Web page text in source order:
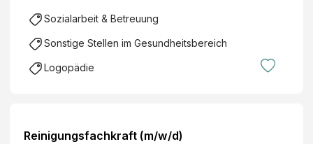
Sozialarbeit & Betreuung
Sonstige Stellen im Gesundheitsbereich
Logopädie
Reinigungsfachkraft (m/w/d)